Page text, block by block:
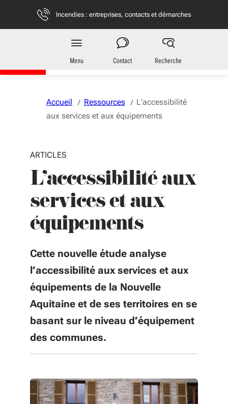
Vous naviguez en mode anonymisé,
Incendies : entreprises, contacts et démarches
Territoires
en Nouvelle-Aquitaine
Menu Contact Recherche
Accueil Ressources
L'accessibilité
aux services et aux équipements
ARTICLES
L'accessibilité aux
services et aux
équipements
Cette nouvelle étude analyse
l’accessibilité aux services et aux
équipements de la Nouvelle
Aquitaine et de ses territoires en se
basant sur le niveau d’équipement
des communes.